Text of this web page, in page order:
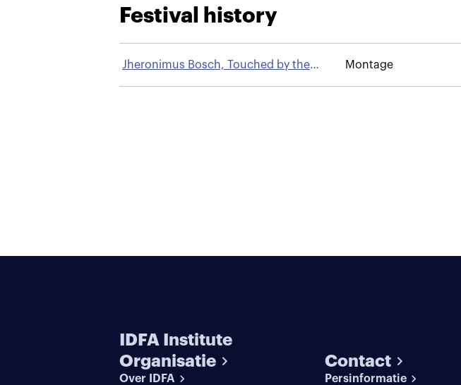
Festival history
Jheronimus Bosch, Touched by the
Devil
Montage
IDFA Institute
Organisatie
Over IDFA
Contact
Persinformatie